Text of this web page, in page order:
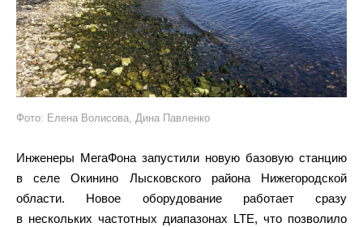
Фото: Елена Волисова, Дина Павленко
Инженеры МегаФона запустили новую базовую станцию
в селе Окинино Лысковского района Нижегородской
области. Новое оборудование работает сразу
в нескольких частотных диапазонах LTE, что позволило